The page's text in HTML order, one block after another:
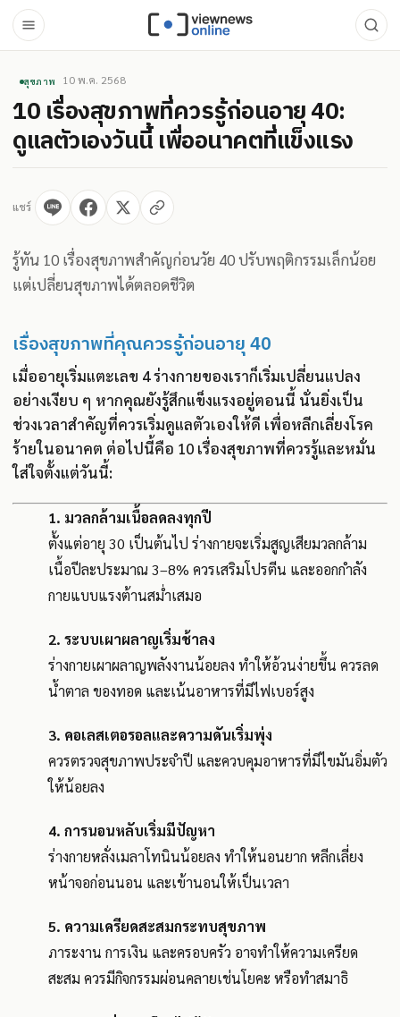
สุขภาพ 10 พ.ค. 2568
10 เรื่องสุขภาพที่ควรรู้ก่อนอายุ 40:
ดูแลตัวเองวันนี้ เพื่ออนาคตที่แข็งแรง
แชร์
รู้ทัน 10 เรื่องสุขภาพสำคัญก่อนวัย 40 ปรับพฤติกรรมเล็กน้อย
แต่เปลี่ยนสุขภาพได้ตลอดชีวิต
เรื่องสุขภาพที่คุณควรรู้ก่อนอายุ 40
เมื่ออายุเริ่มแตะเลข 4 ร่างกายของเราก็เริ่มเปลี่ยนแปลง
อย่างเงียบ ๆ หากคุณยังรู้สึกแข็งแรงอยู่ตอนนี้ นั่นยิ่งเป็น
ช่วงเวลาสำคัญที่ควรเริ่มดูแลตัวเองให้ดี เพื่อหลีกเลี่ยงโรค
ร้ายในอนาคต ต่อไปนี้คือ 10 เรื่องสุขภาพที่ควรรู้และหมั่น
ใส่ใจตั้งแต่วันนี้:
1. มวลกล้ามเนื้อลดลงทุกปี
ตั้งแต่อายุ 30 เป็นต้นไป ร่างกายจะเริ่มสูญเสียมวลกล้าม
เนื้อปีละประมาณ 3–8% ควรเสริมโปรตีน และออกกำลัง
กายแบบแรงต้านสม่ำเสมอ
2. ระบบเผาผลาญเริ่มช้าลง
ร่างกายเผาผลาญพลังงานน้อยลง ทำให้อ้วนง่ายขึ้น ควรลด
น้ำตาล ของทอด และเน้นอาหารที่มีไฟเบอร์สูง
3. คอเลสเตอรอลและความดันเริ่มพุ่ง
ควรตรวจสุขภาพประจำปี และควบคุมอาหารที่มีไขมันอิ่มตัว
ให้น้อยลง
4. การนอนหลับเริ่มมีปัญหา
ร่างกายหลั่งเมลาโทนินน้อยลง ทำให้นอนยาก หลีกเลี่ยง
หน้าจอก่อนนอน และเข้านอนให้เป็นเวลา
5. ความเครียดสะสมกระทบสุขภาพ
ภาระงาน การเงิน และครอบครัว อาจทำให้ความเครียด
สะสม ควรมีกิจกรรมผ่อนคลายเช่นโยคะ หรือทำสมาธิ